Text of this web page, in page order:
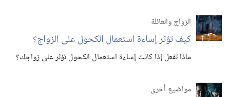
الزواج والعائلة
كيف تؤثر إساءة استعمال الكحول على الزواج؟‏
ماذا تفعل إذا كانت إساءة استعمال الكحول تؤثر على زواجك؟‏
مواضيع أخرى